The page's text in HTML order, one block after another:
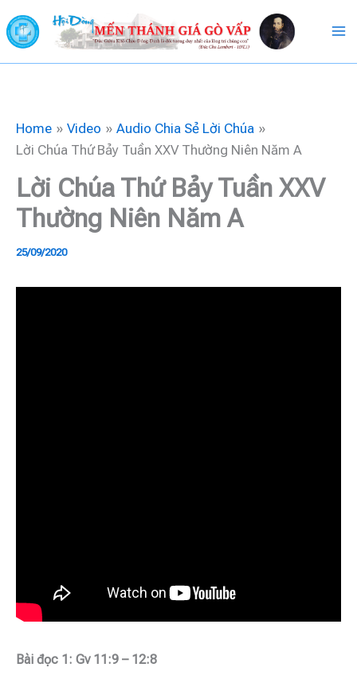
to
content
Home Video
Audio Chia Sẻ Lời Chúa
Lời Chúa Thứ Bảy Tuần XXV Thường Niên Năm A
Lời Chúa Thứ Bảy Tuần XXV
Thường Niên Năm A
25/09/2020
Bài đọc 1: Gv 11:9 – 12:8